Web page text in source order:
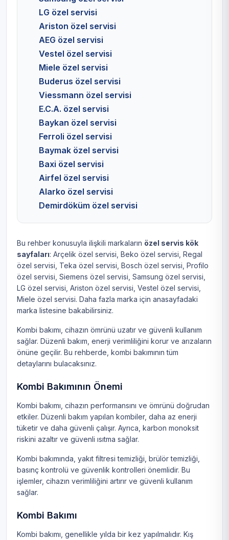
LG özel servisi
Ariston özel servisi
AEG özel servisi
Vestel özel servisi
Miele özel servisi
Buderus özel servisi
Viessmann özel servisi
E.C.A. özel servisi
Baykan özel servisi
Ferroli özel servisi
Baymak özel servisi
Baxi özel servisi
Airfel özel servisi
Alarko özel servisi
Demirdöküm özel servisi
Bu rehber konusuyla ilişkili markaların özel servis kök
sayfaları: Arçelik özel servisi Beko özel servisi Regal
özel servisi Teka özel servisi Bosch özel servisi Profilo
özel servisi Siemens özel servisi Samsung özel servisi
LG özel servisi Ariston özel servisi Vestel özel servisi
Miele özel servisi. Daha fazla marka için anasayfadaki
marka listesine bakabilirsiniz.
Kombi bakımı, cihazın ömrünü uzatır ve güvenli kullanım
sağlar. Düzenli bakım, enerji verimliliğini korur ve arızaların
önüne geçilir. Bu rehberde, kombi bakımının tüm
detaylarını bulacaksınız.
Kombi Bakımının Önemi
Kombi bakımı, cihazın performansını ve ömrünü doğrudan
etkiler. Düzenli bakım yapılan kombiler, daha az enerji
tüketir ve daha güvenli çalışır. Ayrıca, karbon monoksit
riskini azaltır ve güvenli ısıtma sağlar.
Kombi bakımında, yakıt filtresi temizliği, brülör temizliği,
basınç kontrolü ve güvenlik kontrolleri önemlidir. Bu
işlemler, cihazın verimliliğini artırır ve güvenli kullanım
sağlar.
Kombi Bakımı
Kombi bakımı, genellikle yılda bir kez yapılmalıdır. Kış